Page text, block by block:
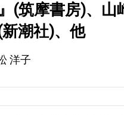
(筑摩書房)、山
潮社)、他
洋子